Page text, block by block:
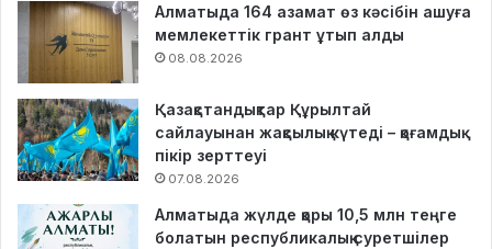
Алматыда 164 азамат өз кәсібін ашуға
мемлекеттік грант ұтып алды
08.08.2026
Қазақстандықтар Құрылтай
сайлауынан жақсылық күтеді – қоғамдық
пікір зерттеуі
07.08.2026
Алматыда жүлде қоры 10,5 млн теңге
болатын республикалық суретшілер